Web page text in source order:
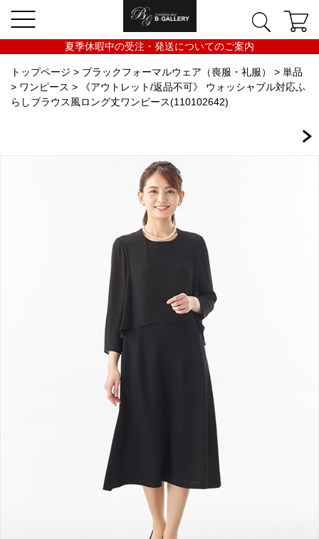
夏季休暇中の受注・発送についてのご案内
トップページ > ブラックフォーマルウェア（喪服・礼服） > 単品
> ワンピース > 《アウトレット/返品不可》 ウォッシャブル対応ふ
らしブラウス風ロング丈ワンピース(110102642)